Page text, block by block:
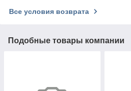
Все условия возврата
Подобные товары компании